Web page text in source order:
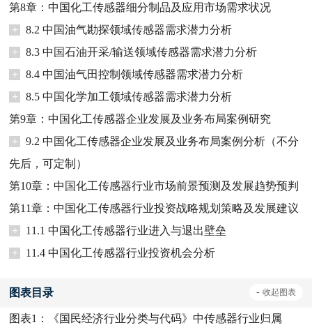
第8章：中国化工传感器细分制品及应用市场需求状况
+
8.2 中国油气勘探领域传感器需求潜力分析
+
8.3 中国石油开采/输送领域传感器需求潜力分析
+
8.4 中国油气田控制领域传感器需求潜力分析
+
8.5 中国化学加工领域传感器需求潜力分析
第9章：中国化工传感器企业发展及业务布局案例研究
+
9.2 中国化工传感器企业发展及业务布局案例分析（不分
先后，可定制）
第10章：中国化工传感器行业市场前景预测及发展趋势预判
第11章：中国化工传感器行业投资战略规划策略及发展建议
+
11.1 中国化工传感器行业进入与退出壁垒
+
11.4 中国化工传感器行业投资机会分析
图表目录 - 收起图表
图表1：
《国民经济行业分类与代码》中传感器行业归属